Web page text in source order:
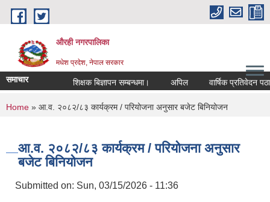
Skip to main content
औरही नगरपालिका
मधेश प्रदेश, नेपाल सरकार
समाचार शिक्षक बिज्ञापन सम्बन्धमा। अपिल वार्षिक प्रतिवेदन
You are here
Home » आ.व. २०८२/८३ कार्यक्रम / परियोजना अनुसार बजेट बिनियोजन
आ.व. २०८२/८३ कार्यक्रम / परियोजना अनुसार
बजेट बिनियोजन
Submitted on: Sun, 03/15/2026 - 11:36